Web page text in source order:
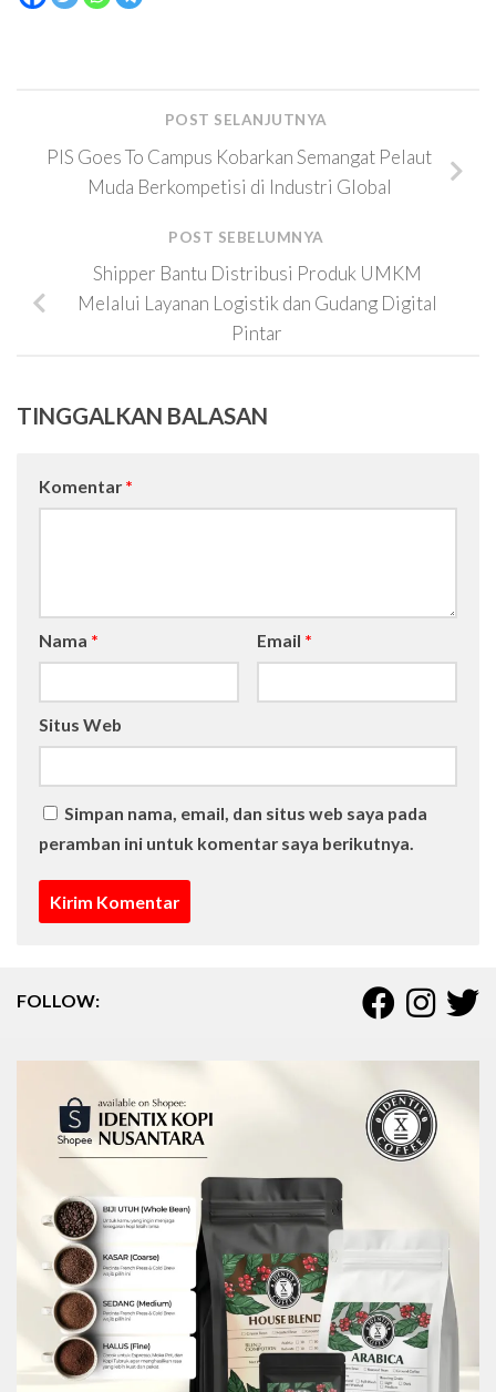
POST SELANJUTNYA
PIS Goes To Campus Kobarkan Semangat Pelaut
Muda Berkompetisi di Industri Global
POST SEBELUMNYA
Shipper Bantu Distribusi Produk UMKM
Melalui Layanan Logistik dan Gudang Digital
Pintar
TINGGALKAN BALASAN
Komentar *
Nama * Email *
Situs Web
Simpan nama, email, dan situs web saya pada
peramban ini untuk komentar saya berikutnya.
FOLLOW: